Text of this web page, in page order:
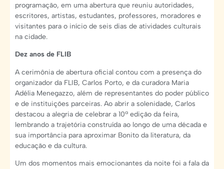
programação, em uma abertura que reuniu autoridades,
escritores, artistas, estudantes, professores, moradores e
visitantes para o início de seis dias de atividades culturais
na cidade.
Dez anos de FLIB
A cerimônia de abertura oficial contou com a presença do
organizador da FLIB, Carlos Porto, e da curadora Maria
Adélia Menegazzo, além de representantes do poder público
e de instituições parceiras. Ao abrir a solenidade, Carlos
destacou a alegria de celebrar a 10ª edição da feira,
lembrando a trajetória construída ao longo de uma década e
sua importância para aproximar Bonito da literatura, da
educação e da cultura.
Um dos momentos mais emocionantes da noite foi a fala da